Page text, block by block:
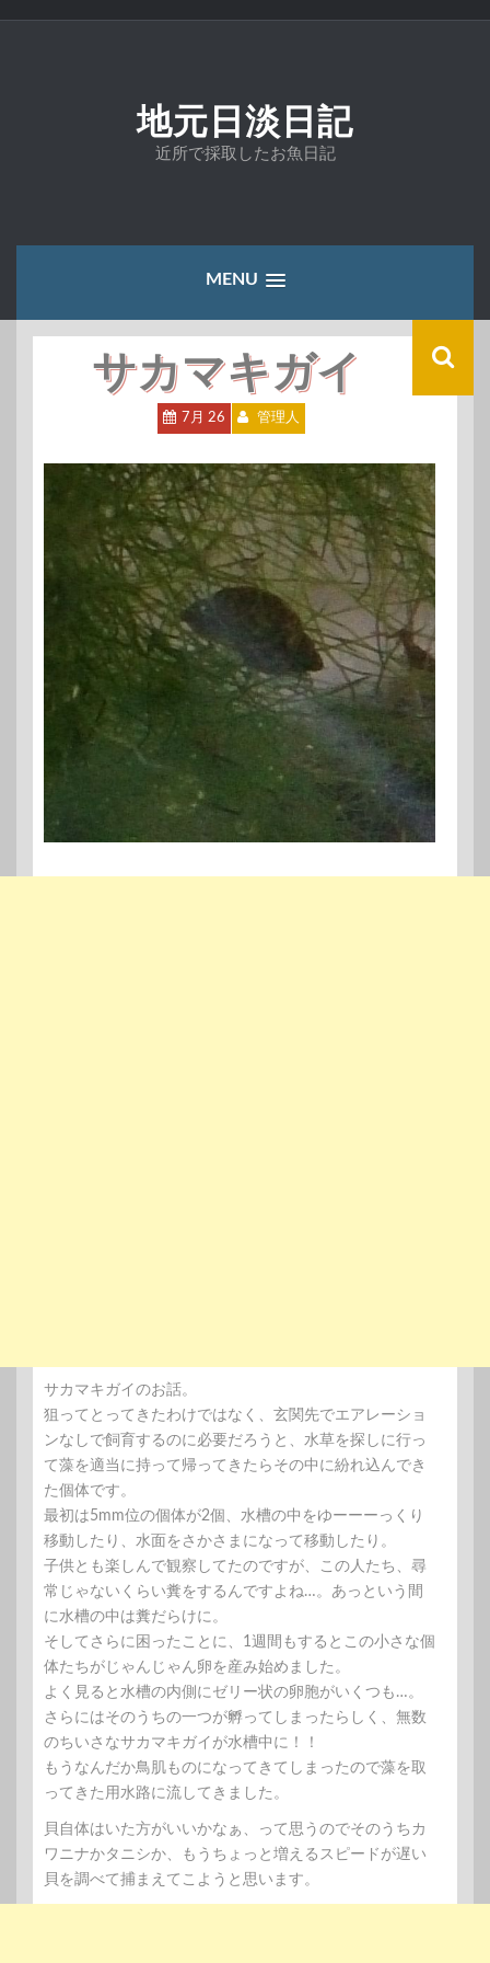
地元日淡日記
近所で採取したお魚日記
MENU
サカマキガイ
7月 26 管理人
サカマキガイのお話。
狙ってとってきたわけではなく、玄関先でエアレーショ
ンなしで飼育するのに必要だろうと、水草を探しに行っ
て藻を適当に持って帰ってきたらその中に紛れ込んでき
た個体です。
最初は5mm位の個体が2個、水槽の中をゆーーーっくり
移動したり、水面をさかさまになって移動したり。
子供とも楽しんで観察してたのですが、この人たち、尋
常じゃないくらい糞をするんですよね…。あっという間
に水槽の中は糞だらけに。
そしてさらに困ったことに、1週間もするとこの小さな個
体たちがじゃんじゃん卵を産み始めました。
よく見ると水槽の内側にゼリー状の卵胞がいくつも…。
さらにはそのうちの一つが孵ってしまったらしく、無数
のちいさなサカマキガイが水槽中に！！
もうなんだか鳥肌ものになってきてしまったので藻を取
ってきた用水路に流してきました。
貝自体はいた方がいいかなぁ、って思うのでそのうちカ
ワニナかタニシか、もうちょっと増えるスピードが遅い
貝を調べて捕まえてこようと思います。